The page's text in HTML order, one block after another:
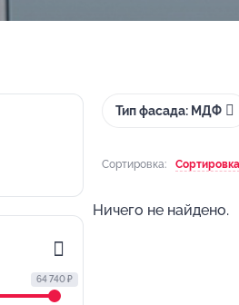
64 740 ₽
Тип фасада: МДФ
Сортировка: Сортировка
Ничего не найдено.